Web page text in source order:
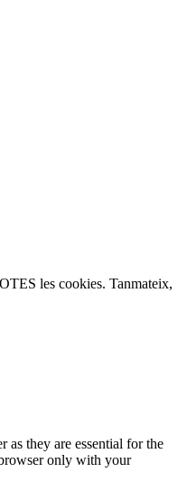
les cookies. Tanmateix,
as they are essential for the
only with your